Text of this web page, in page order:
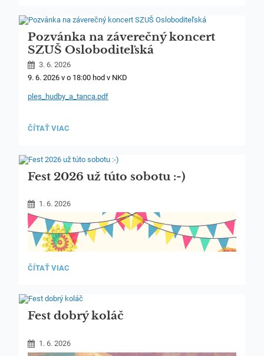
Pozvánka na záverečný koncert
SZUŠ Osloboditeľská
3. 6. 2026
9. 6. 2026 v o 18:00 hod v NKD
ples_hudby_a_tanca.pdf
POZVÁNKA
SZUŠ
OSLOBODITEĽSKÁ:
ČÍTAŤ VIAC
Fest 2026 už túto sobotu :-)
1. 6. 2026
FEST
SOBOTU
:-):
ČÍTAŤ VIAC
Fest dobrý koláč
1. 6. 2026